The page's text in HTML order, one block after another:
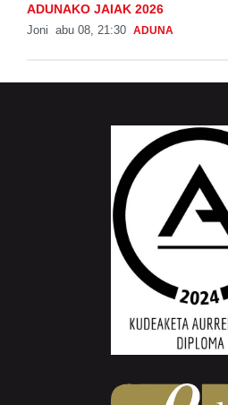
ADUNAKO JAIAK 2026
Joni abu 08, 21:30 ADUNA